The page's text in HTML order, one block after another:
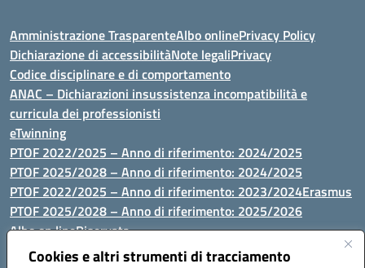
Cookies e altri strumenti di tracciamento
Amministrazione TrasparenteAlbo onlinePrivacy Policy
Dichiarazione di accessibilitàNote legaliPrivacy
Codice disciplinare e di comportamento
ANAC – Dichiarazioni insussistenza incompatibilità e
curricula dei professionisti
eTwinning
PTOF 2022/2025 – Anno di riferimento: 2024/2025
PTOF 2025/2028 – Anno di riferimento: 2024/2025
PTOF 2022/2025 – Anno di riferimento: 2023/2024Erasmus
PTOF 2025/2028 – Anno di riferimento: 2025/2026
Albo on lineRiservata
P.N. Dotazione di attrezzature per le palestre